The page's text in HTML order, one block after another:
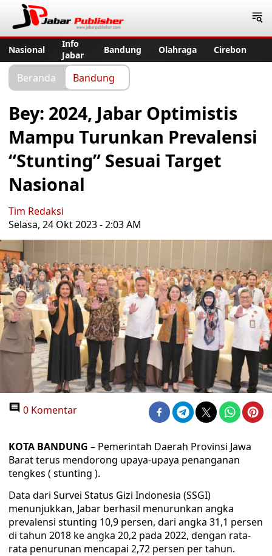
Nasional
Info
Jabar
Bandung Olahraga Cirebon
Beranda Bandung
Bey: 2024, Jabar Optimistis
Mampu Turunkan Prevalensi
“Stunting” Sesuai Target
Nasional
Tim Redaksi
Selasa, 24 Okt 2023 - 2:03 AM
0 Komentar
KOTA BANDUNG – Pemerintah Daerah Provinsi Jawa
Barat terus mendorong upaya-upaya penanganan
tengkes ( stunting ).
Data dari Survei Status Gizi Indonesia (SSGI)
menunjukkan, Jabar berhasil menurunkan angka
prevalensi stunting 10,9 persen, dari angka 31,1 persen
di tahun 2018 ke angka 20,2 pada 2022, dengan rata-
rata penurunan mencapai 2,72 persen per tahun.